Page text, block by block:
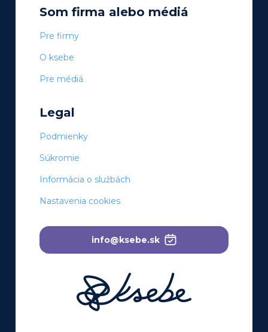
Som firma alebo médiá
Pre firmy
O ksebe
Pre médiá
Legal
Podmienky
Súkromie
Informácia o službách
Nastavenia cookies
info@ksebe.sk